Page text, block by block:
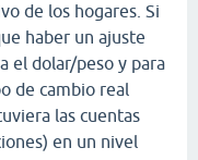
de los hogares. Si
haber un ajuste
el dolar/peso y para
de cambio real
las cuentas
en un nivel